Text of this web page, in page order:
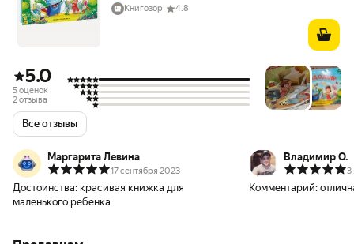
Книгозор
4.8
5.0
5 оценок
2 отзыва
Все отзывы
Маргарита Левина
17 сентября 2023
Достоинства: красивая книжка для
маленького ребенка
Владимир О.
3
Комментарий: